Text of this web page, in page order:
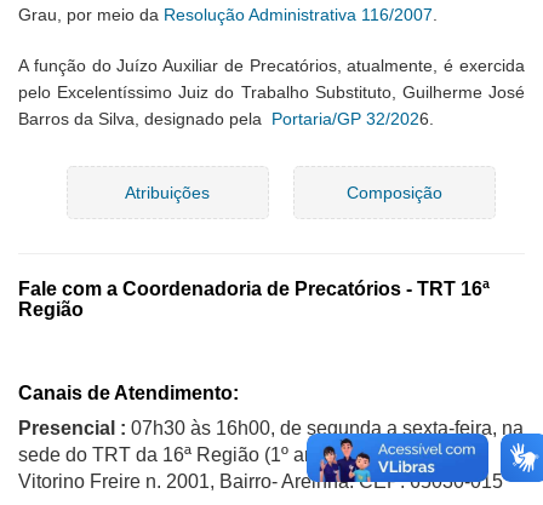
Grau, por meio da Resolução Administrativa 116/2007
A função do Juízo Auxiliar de Precatórios, atualmente, é exercida
pelo Excelentíssimo Juiz do Trabalho Substituto, Guilherme José
Barros da Silva, designado pela Portaria/GP 32/2026.
Atribuições Composição
Fale com a Coordenadoria de Precatórios - TRT 16ª
Região
Canais de Atendimento:
Presencial : 07h30 às 16h00, de segunda a sexta-feira, na
sede do TRT da 16ª Região (1º andar), na Avenida
Vitorino Freire n. 2001, Bairro- Areinha. CEP: 65030-015